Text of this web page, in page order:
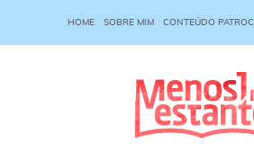
HOME SOBRE MIM CONTEÚDO